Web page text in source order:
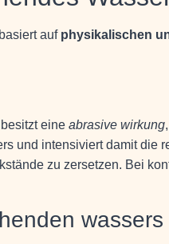
auf physikalischen
eine abrasive wirkung
und intensiviert damit die
zu zersetzen. Bei
wassers